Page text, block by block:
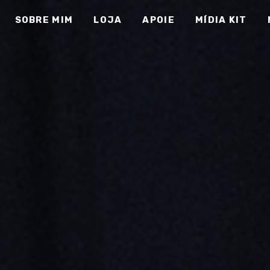
SOBRE MIM LOJA APOIE MÍDIA KIT